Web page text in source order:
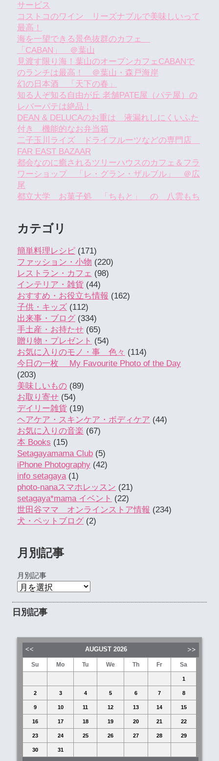
サービス
コストコのワイン リーズナブルで美味しいって
最高！
海を一望できる景色抜群のカフェ
「CABAN」 ＠葉山
見渡す限り海！葉山のオープンカフェCABANで
のランチは最高！ ＠葉山・森戸海岸
幻の日本酒 「天下の春」
知る人ぞ知る自由が丘 老舗PATE屋（パテ屋）の
レバーパテは絶品！
DEAN & DELUCAのお重は 液漏れしにくいふた
付き 機能的なお弁当箱
二子玉川ライズ ドライフルーツなどの専門店
FAR EAST BAZAAR
都会なのに癒されるツリーハウスのカフェ＆フラ
ワーショップ 「レ・グラン・ザルブル」 ＠広
尾
都立大学 お菓子処 「ちもと」 の 八雲もち
カテゴリ
簡単料理レシピ (171)
ファッション・小物 (220)
レストラン・カフェ (98)
インテリア・雑貨 (44)
おすすめ・お役立ち情報 (162)
子供・キッズ (112)
出来事・ブログ (334)
手土産・お持たせ (65)
贈り物・プレゼント (54)
お気に入りのモノ・事 色々 (114)
今日の一枚 My Favourite Photo of the Day
(203)
美味しいもの (89)
お取り寄せ (54)
デイリー雑貨 (19)
ヘアケア・スキンケア・ボディケア (44)
お気に入りの音楽 (67)
本 Books (15)
Setagayamama Club (5)
iPhone Photography (42)
info setagaya(1)
photo-nanaスマホレッスン (21)
setagaya*mama イベント (22)
世田谷ママ オンラインストア情報 (234)
犬・ペットブログ (2)
月別記事
月別記事
日別記事
AUGUST 2026
Su Mo Tu We Th Fr Sa
1
2 3 4 5 6 7 8
9 10 11 12 13 14 15
16 17 18 19 20 21 22
23 24 25 26 27 28 29
30 31